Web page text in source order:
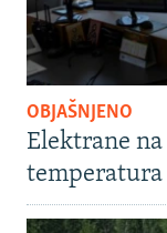
OBJAŠNJENO
Elektrane
temperatura